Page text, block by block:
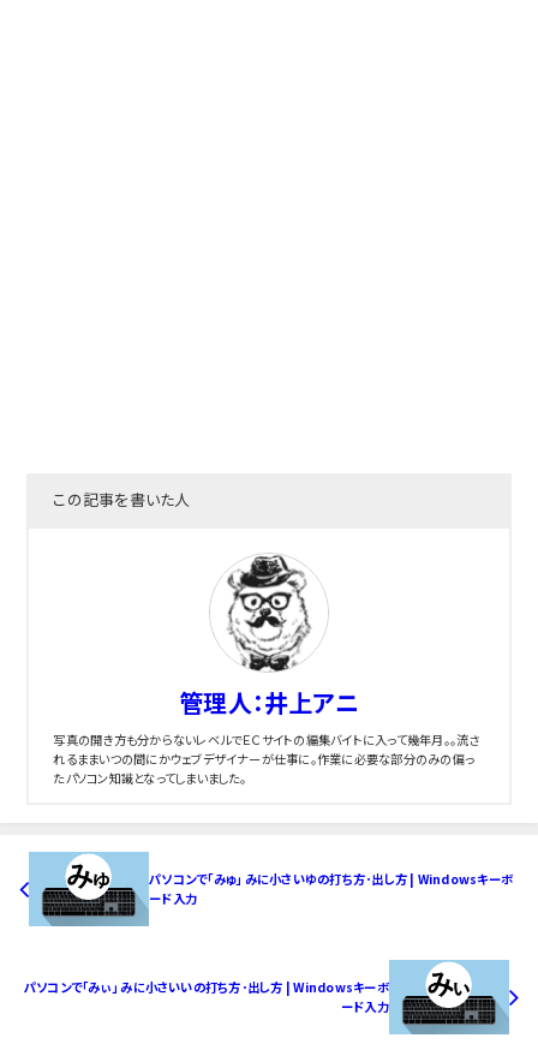
この記事を書いた人
管理人：井上アニ
写真の開き方も分からないレベルでＥＣサイトの編集バイトに入って幾年月。。流さ
れるままいつの間にかウェブデザイナーが仕事に。作業に必要な部分のみの偏っ
たパソコン知識となってしまいました。
パソコンで「みゅ」 みに小さいゆの打ち方･出し方 | Windowsキーボ
ード入力
パソコンで「みぃ」 みに小さいいの打ち方･出し方 | Windowsキーボ
ード入力